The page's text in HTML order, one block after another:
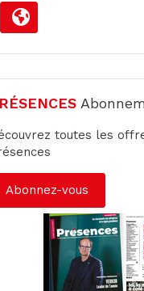
toutes les
Abonnez-vous